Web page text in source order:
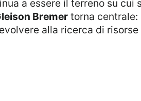
Bremertorna centrale:
alla ricerca di